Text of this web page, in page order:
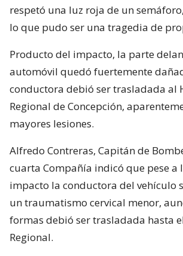
respetó una luz roja de un
lo que pudo ser una tragedia de
Producto del impacto, la parte
automóvil quedó fuertemente
conductora debió ser trasladada al
Regional de Concepción,
mayores lesiones.
Alfredo Contreras, Capitán de
cuarta Compañía indicó que pese a
impacto la conductora del vehículo
un traumatismo cervical menor,
formas debió ser trasladada hasta
Regional.